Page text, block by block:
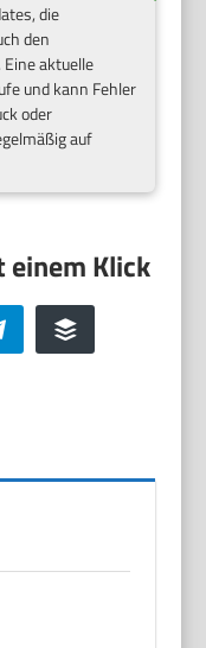
die
den
aktuelle
und kann Fehler
oder
auf
Telegram Buffer